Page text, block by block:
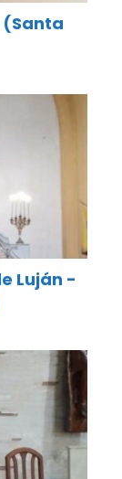
(Santa
Luján -